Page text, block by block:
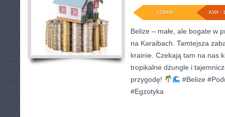
KWI -
ADMIN
Belize – małe, ale bogate w
na Karaibach. Tamtejsza
krainie. Czekają tam na nas
tropikalne dżungle i
przygodę!
#Belize
#Egzotyka